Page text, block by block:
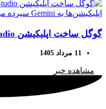
توسعه اپلیکیشن‌ها به Gemini سپرده می‌شود
11 مرداد 1405
مشاهده خبر